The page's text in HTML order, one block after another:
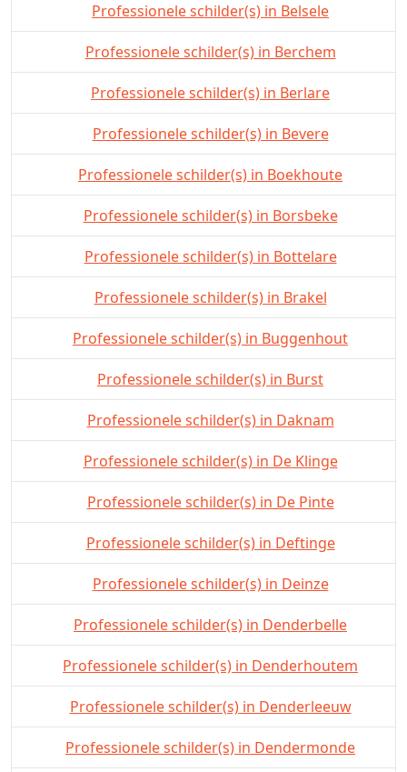
Professionele schilder(s) in Belsele
Professionele schilder(s) in Berchem
Professionele schilder(s) in Berlare
Professionele schilder(s) in Bevere
Professionele schilder(s) in Boekhoute
Professionele schilder(s) in Borsbeke
Professionele schilder(s) in Bottelare
Professionele schilder(s) in Brakel
Professionele schilder(s) in Buggenhout
Professionele schilder(s) in Burst
Professionele schilder(s) in Daknam
Professionele schilder(s) in De Klinge
Professionele schilder(s) in De Pinte
Professionele schilder(s) in Deftinge
Professionele schilder(s) in Deinze
Professionele schilder(s) in Denderbelle
Professionele schilder(s) in Denderhoutem
Professionele schilder(s) in Denderleeuw
Professionele schilder(s) in Dendermonde